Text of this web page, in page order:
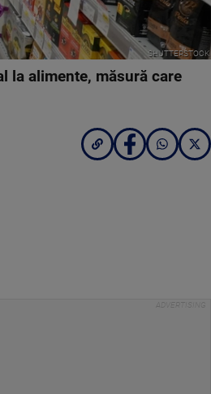
SHUTTERSTOCK
la alimente, măsură care